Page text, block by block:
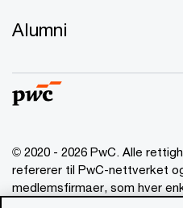
Alumni
© 2020 - 2026 PwC. Alle
refererer til PwC-nettverket
medlemsfirmaer, som hver